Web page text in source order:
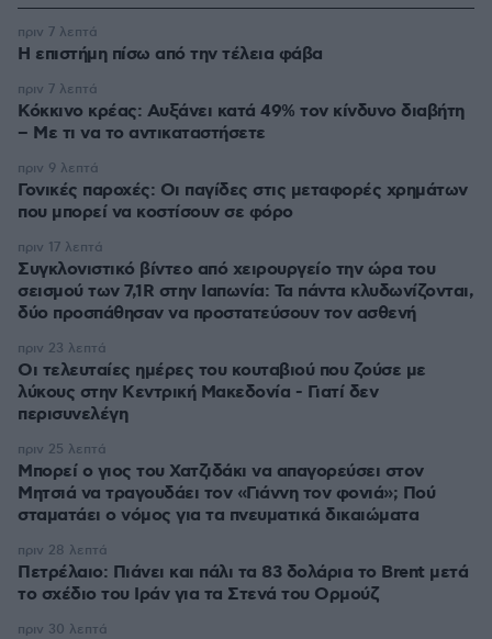
Η επιστήμη πίσω από την τέλεια φάβα
πριν 7 λεπτά
Κόκκινο κρέας: Αυξάνει κατά 49% τον κίνδυνο διαβήτη
– Με τι να το αντικαταστήσετε
πριν 7 λεπτά
Γονικές παροχές: Οι παγίδες στις μεταφορές χρημάτων
που μπορεί να κοστίσουν σε φόρο
πριν 9 λεπτά
Συγκλονιστικό βίντεο από χειρουργείο την ώρα του
σεισμού των 7,1R στην Ιαπωνία: Τα πάντα κλυδωνίζονται,
δύο προσπάθησαν να προστατεύσουν τον ασθενή
πριν 17 λεπτά
Οι τελευταίες ημέρες του κουταβιού που ζούσε με
λύκους στην Κεντρική Μακεδονία - Γιατί δεν
περισυνελέγη
πριν 23 λεπτά
Μπορεί ο γιος του Χατζιδάκι να απαγορεύσει στον
Μητσιά να τραγουδάει τον «Γιάννη τον φονιά»; Πού
σταματάει ο νόμος για τα πνευματικά δικαιώματα
πριν 25 λεπτά
Πετρέλαιο: Πιάνει και πάλι τα 83 δολάρια το Brent μετά
το σχέδιο του Ιράν για τα Στενά του Ορμούζ
πριν 28 λεπτά
πριν 30 λεπτά